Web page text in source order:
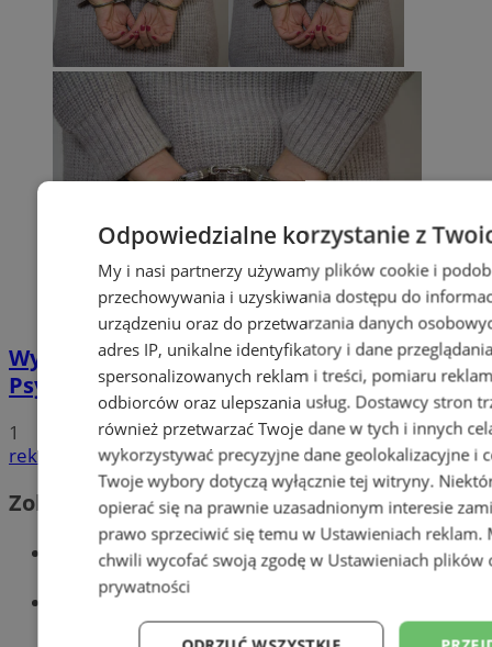
Wyłudzenie pieniędzy od NFZ.
Psychoterapeutka dostała 1290 zarzutów!
1
reklama
Zobacz również
Wiadomości kryminalne w Wodzisławiu
Wiadomości lokalne
Odpowiedzialne korzystanie z
My i nasi partnerzy używamy plików cookie i
przechowywania i uzyskiwania dostępu do
urządzeniu oraz do przetwarzania danych
adres IP, unikalne identyfikatory i dane
spersonalizowanych reklam i treści, pomiaru
odbiorców oraz ulepszania usług. Dostawcy stron
również przetwarzać Twoje dane w tych i innych
wykorzystywać precyzyjne dane geolokalizacyjne i
Twoje wybory dotyczą wyłącznie tej witryny.
opierać się na prawnie uzasadnionym interesie
prawo sprzeciwić się temu w Ustawieniach reklam.
chwili wycofać swoją zgodę w Ustawieniach plików
prywatności